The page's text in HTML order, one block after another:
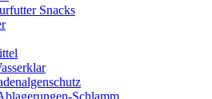
Snacks
Schlamm